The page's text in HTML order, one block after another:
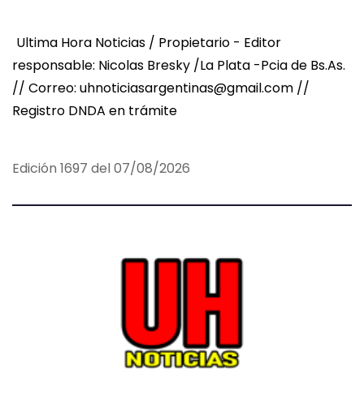
i
n
a
c
Ultima Hora Noticias / Propietario - Editor
responsable: Nicolas Bresky /La Plata -Pcia de Bs.As.
// Correo: uhnoticiasargentinas@gmail.com //
Registro DNDA en trámite
Edición 1697 del 07/08/2026